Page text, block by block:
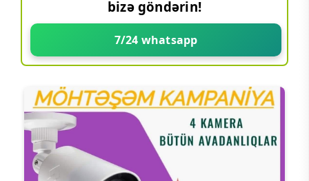
bizə göndərin!
7/24 whatsapp